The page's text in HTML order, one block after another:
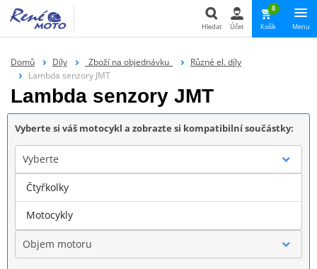
Hledat Účet
0
Košík Menu
Domů Díly _Zboží na objednávku_
Různé el. díly
Lambda senzory JMT
Lambda senzory JMT
Vyberte si váš motocykl a zobrazte si kompatibilní součástky:
Vyberte
Značka
Objem motoru
Čtyřkolky
Motocykly